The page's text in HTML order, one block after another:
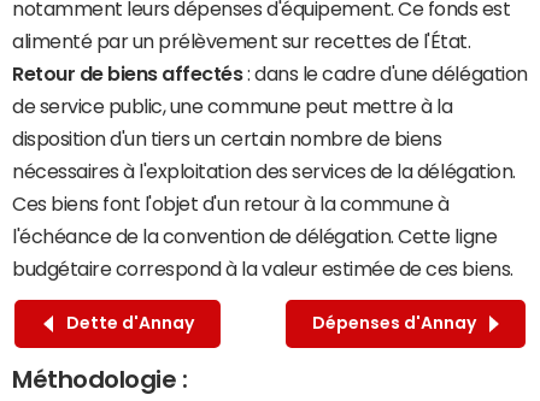
notamment leurs dépenses d'équipement. Ce fonds est
alimenté par un prélèvement sur recettes de l'État.
Retour de biens affectés: dans le cadre d'une délégation
de service public, une commune peut mettre à la
disposition d'un tiers un certain nombre de biens
nécessaires à l'exploitation des services de la délégation.
Ces biens font l'objet d'un retour à la commune à
l'échéance de la convention de délégation. Cette ligne
budgétaire correspond à la valeur estimée de ces biens.
Dette d'Annay Dépenses d'Annay
Méthodologie :